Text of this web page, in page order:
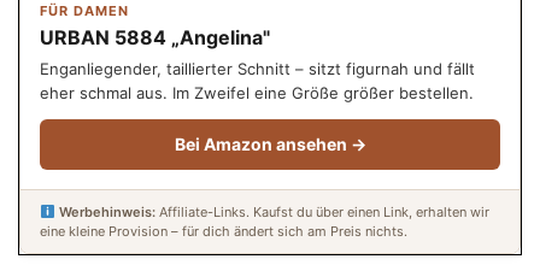
FÜR DAMEN
URBAN 5884 „Angelina"
Enganliegender, taillierter Schnitt – sitzt figurnah und fällt
eher schmal aus. Im Zweifel eine Größe größer bestellen.
Bei Amazon ansehen →
Werbehinweis:Affiliate-Links. Kaufst du über einen Link, erhalten wir
eine kleine Provision – für dich ändert sich am Preis nichts.